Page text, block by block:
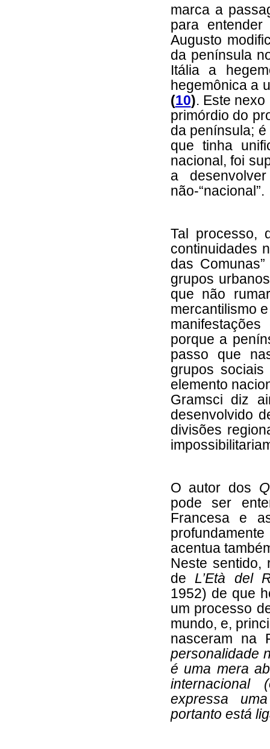
marca a
para
Augusto
da península
Itália a
hegemônica a
(10). Este
primórdio do
da península;
que tinha
nacional, foi
a
não-“nacional”.
Tal processo,
continuidades
das
grupos
que não
mercantilismo
porque a
passo que
grupos
elemento
Gramsci diz
desenvolvido
divisões
O autor dos
pode ser
Francesa e
acentua
Neste sentido,
deL’Età del
1952) de que
um processo
mundo, e,
nasceram na
personalidade
é uma mera
internacional
expressa
portanto está